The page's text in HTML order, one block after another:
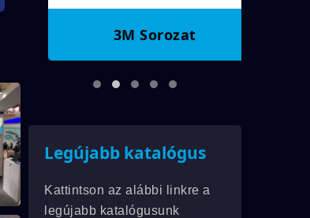
3M Sorozat
Legújabb katalógus
Kattintson az alábbi linkre a
legújabb katalógusunk